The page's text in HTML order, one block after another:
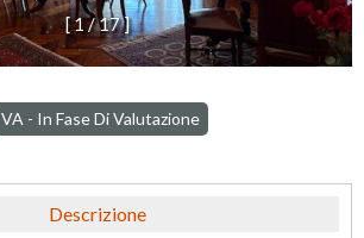
[1/17]
VA - In Fase Di Valutazione
Descrizione